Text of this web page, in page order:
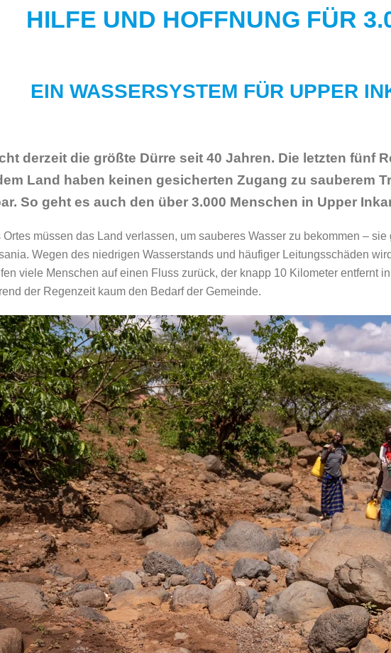
HILFE UND HOFFNUNG FÜR
EIN WASSERSYSTEM FÜR UPPER
derzeit die größte Dürre seit 40 Jahren. Die letzten fünf
Land
haben keinen gesicherten Zugang zu sauberem
So geht es auch den über 3.000 Menschen in Upper
Ortes müssen das Land verlassen, um sauberes Wasser zu bekommen –
Wegen des niedrigen Wasserstands und häufiger Leitungsschäden
viele Menschen auf einen Fluss zurück, der knapp 10 Kilometer entfernt
der Regenzeit kaum den Bedarf der Gemeinde.